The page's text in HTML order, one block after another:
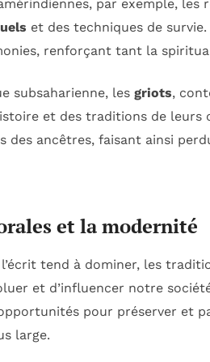
par exemple,
et des techniques de
renforçant tant la
subsaharienne, les griots,
et des traditions de
des ancêtres, faisant ainsi
et la modernité
l’écrit tend à dominer, les
et d’influencer notre
pour préserver et
large.